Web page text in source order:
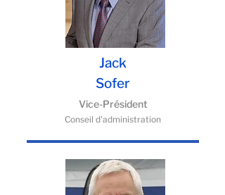
Jack
Sofer
Vice-Président
Conseil d'administration